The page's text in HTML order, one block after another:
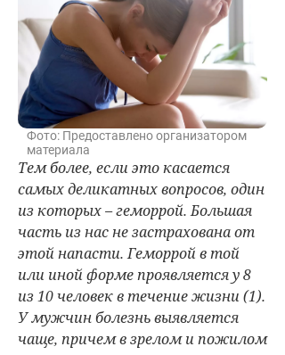
Фото: Предоставлено организатором
материала
Тем более, если это касается
самых деликатных вопросов, один
из которых – геморрой. Большая
часть из нас не застрахована от
этой напасти. Геморрой в той
или иной форме проявляется у 8
из 10 человек в течение жизни (1).
У мужчин болезнь выявляется
чаще, причем в зрелом и пожилом